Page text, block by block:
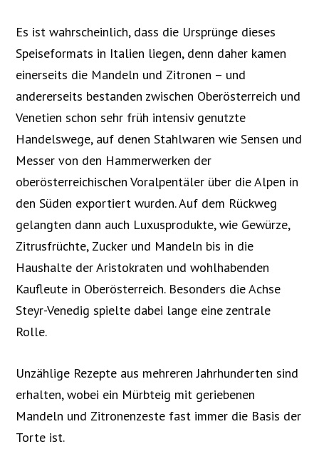
Es ist wahrscheinlich, dass die Ursprünge dieses
Speiseformats in Italien liegen, denn daher kamen
einerseits die Mandeln und Zitronen – und
andererseits bestanden zwischen Oberösterreich und
Venetien schon sehr früh intensiv genutzte
Handelswege, auf denen Stahlwaren wie Sensen und
Messer von den Hammerwerken der
oberösterreichischen Voralpentäler über die Alpen in
den Süden exportiert wurden. Auf dem Rückweg
gelangten dann auch Luxusprodukte, wie Gewürze,
Zitrusfrüchte, Zucker und Mandeln bis in die
Haushalte der Aristokraten und wohlhabenden
Kaufleute in Oberösterreich. Besonders die Achse
Steyr-Venedig spielte dabei lange eine zentrale
Rolle.
Unzählige Rezepte aus mehreren Jahrhunderten sind
erhalten, wobei ein Mürbteig mit geriebenen
Mandeln und Zitronenzeste fast immer die Basis der
Torte ist.